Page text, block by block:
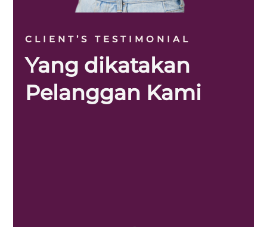
CLIENT’S TESTIMONIAL
Yang dikatakan
Pelanggan Kami